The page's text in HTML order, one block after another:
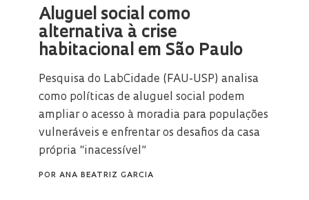
Aluguel social como
alternativa à crise
habitacional em São Paulo
Pesquisa do LabCidade (FAU-USP) analisa
como políticas de aluguel social podem
ampliar o acesso à moradia para populações
vulneráveis e enfrentar os desafios da casa
própria “inacessível”
POR ANA BEATRIZ GARCIA